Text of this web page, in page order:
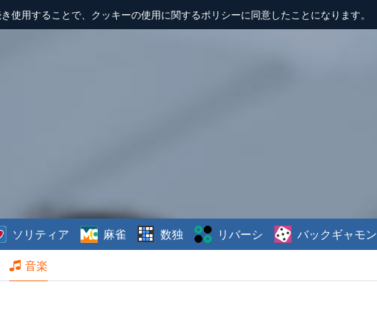
使用することで、クッキーの使用に関するポリシーに同意したことになります。
音楽
ソリティア 麻雀 数独 リバーシ バックギャモン